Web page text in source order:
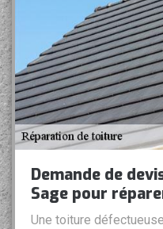
Demande de
Sage pour
Une toiture